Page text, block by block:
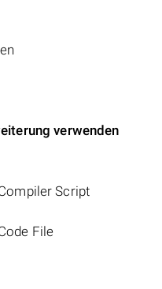
verwenden
Script
File